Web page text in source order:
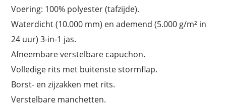
Voering: 100% polyester (tafzijde).
Waterdicht (10.000 mm) en ademend (5.000 g/m² in
24 uur) 3-in-1 jas.
Afneembare verstelbare capuchon.
Volledige rits met buitenste stormflap.
Borst- en zijzakken met rits.
Verstelbare manchetten.